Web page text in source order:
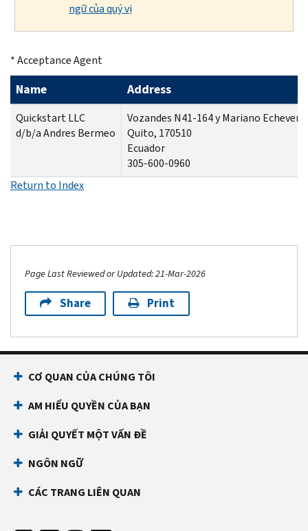
ngữ của quý vị
* Acceptance Agent
Name Address
Quickstart LLC
d/b/a Andres Bermeo
Vozandes N41-164 y Mariano
Quito, 170510
Ecuador
305-600-0960
Return to Index
Page Last Reviewed or Updated: 21-Mar-2026
Share Print
CƠ QUAN CỦA CHÚNG TÔI
AM HIỂU QUYỀN CỦA BẠN
GIẢI QUYẾT MỘT VẤN ĐỀ
NGÔN NGỮ
CÁC TRANG LIÊN QUAN